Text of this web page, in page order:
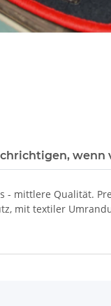
wenn
- mittlere Qualität.
mit textiler